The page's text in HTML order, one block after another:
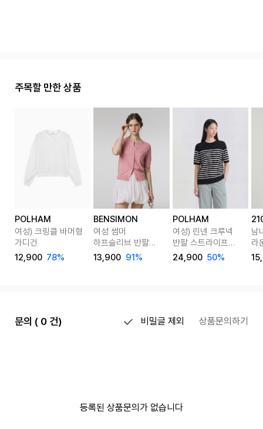
주목할 만한 상품
POLHAM
여성) 크링클 바머형
가디건
12,900 78%
BENSIMON
여성 썸머
하프슬리브 반팔
가디건 5종 택1
13,900 91%
POLHAM
여성) 린넨 크루넥
반팔 스트라이프
풀오버
24,900 50%
남
라
문의 ( 0 건) 비밀글 제외 상품문의하기
등록된 상품문의가 없습니다